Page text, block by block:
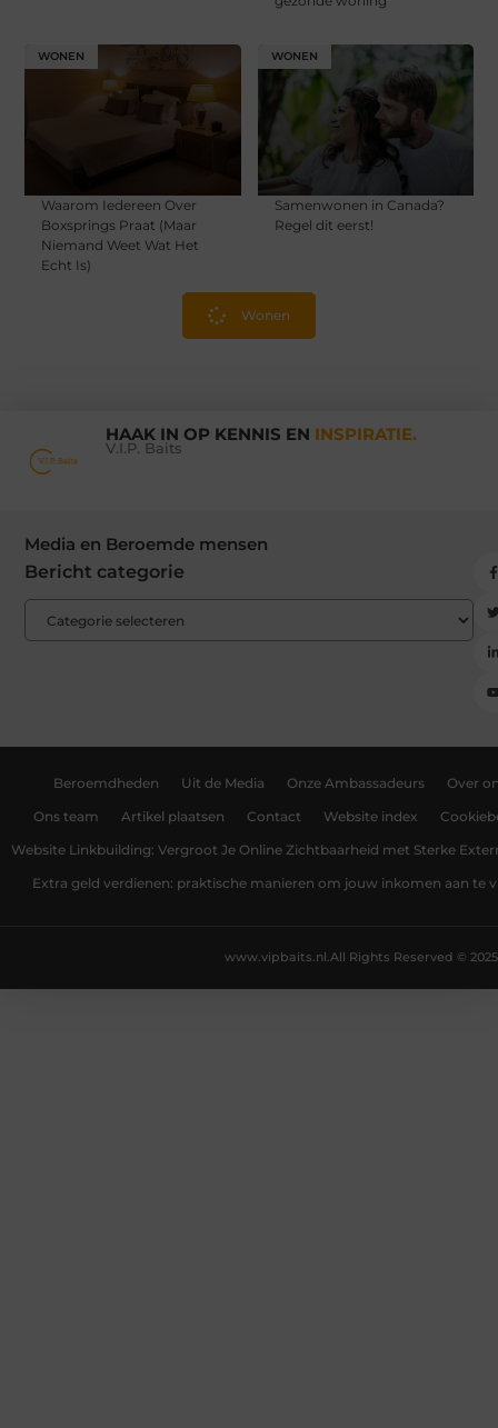
WONEN
Waarom Iedereen Over
Boxsprings Praat (Maar
Niemand Weet Wat Het
Echt Is)
WONEN
Samenwonen in Canada?
Regel dit eerst!
Wonen
HAAK IN OP KENNIS EN INSPIRATIE.
V.I.P. Baits
Media en Beroemde mensen
Bericht categorie
Beroemdheden Uit de Media Onze Ambassadeurs Over
Ons team Artikel plaatsen Contact Website index
Website Linkbuilding: Vergroot Je Online Zichtbaarheid met Sterke
Extra geld verdienen: praktische manieren om jouw inkomen aan te
All Rights Reserved © 2025
www.vipbaits.nl.